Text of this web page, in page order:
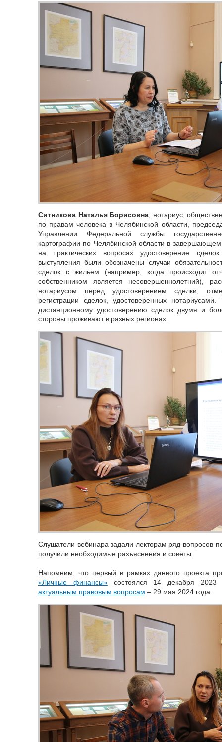
Ситникова Наталья Борисовна , нотариус,
по правам человека в Челябинской области,
Управлении Федеральной службы
картографии по Челябинской области в
на практических вопросах удостоверение
выступления были обозначены случаи
сделок с жильем (например, когда происходит
собственником является несовершеннолетний),
нотариусом перед удостоверением сделки,
регистрации сделок, удостоверенных
дистанционному удостоверению сделок двумя и
стороны проживают в разных регионах.
Слушатели вебинара задали лекторам ряд вопросов
получили необходимые разъяснения и советы.
Напомним, что первый в рамках данного проекта
«Личные финансы»состоялся 14 декабря
актуальным правовым вопросам – 29 мая 2024 года.